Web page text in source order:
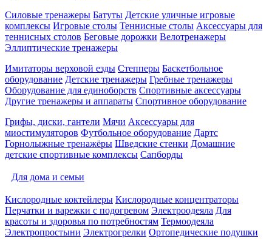
Силовые тренажеры Батуты Детские уличные игровые
комплексы Игровые столы Теннисные столы Аксессуары для
теннисных столов Беговые дорожки Велотренажеры
Эллиптические тренажеры
Имитаторы верховой езды Степперы Баскетбольное
оборудование Детские тренажеры Гребные тренажеры
Оборудование для единоборств Спортивные аксессуары
Другие тренажеры и аппараты Спортивное оборудование
Грифы, диски, гантели Мячи Аксессуары для
миостимуляторов Футбольное оборудование Дартс
Горнолыжные тренажёры Шведские стенки Домашние
детские спортивные комплексы Сапборды
Для дома и семьи
Кислородные коктейлеры Кислородные концентраторы
Перчатки и варежки с подогревом Электроодеяла Для
красоты и здоровья по потребностям Термоодеяла
Электропростыни Электрогрелки Ортопедические подушки